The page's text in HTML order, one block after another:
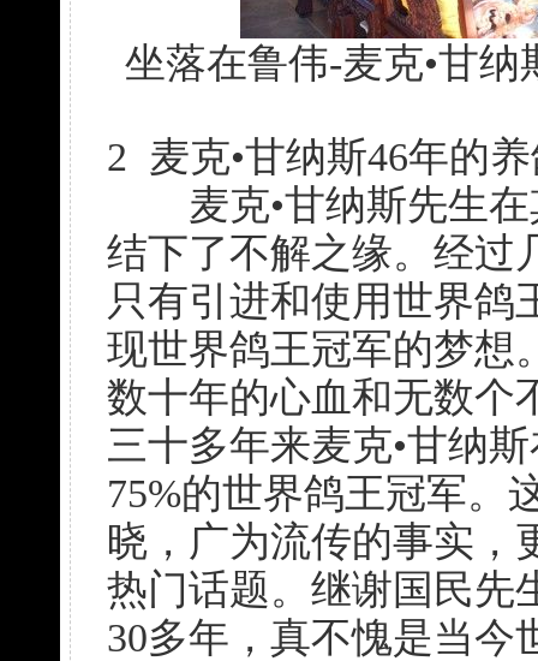
坐落在鲁伟-麦克•甘
2 麦克•甘纳斯46年的
麦克•甘纳斯先生在
结下了不解之缘。经过
只有引进和使用世界鸽
现世界鸽王冠军的梦想
数十年的心血和无数个
三十多年来麦克•甘纳
75%的世界鸽王冠军
晓，广为流传的事实，
热门话题。继谢国民先
30多年，真不愧是当今